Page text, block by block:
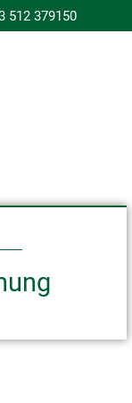
512 379150